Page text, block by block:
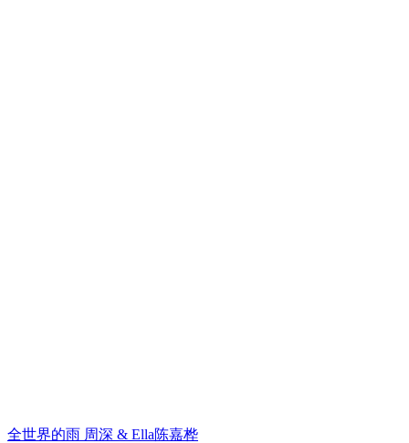
全世界的雨 周深 & Ella陈嘉桦